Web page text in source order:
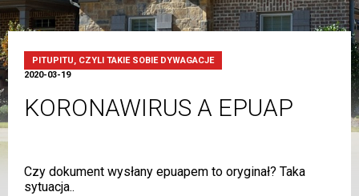
PITUPITU, CZYLI TAKIE SOBIE DYWAGACJE
2020-03-19
KORONAWIRUS A EPUAP
Czy dokument wysłany epuapem to oryginał? Taka
sytuacja..